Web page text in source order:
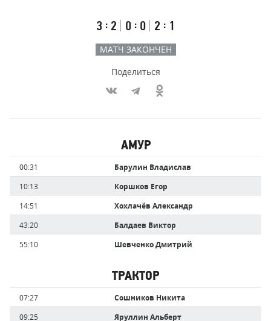
Первый
тайм
3 : 2
Второй
тайм
0 : 0
Третий
тайм
2 : 1
МАТЧ ЗАКОНЧЕН
Поделиться
забившие
голы
АМУР
Время Имя
игрока
00:31
Барулин Владислав
10:13
Коршков Егор
14:51
Хохлачёв Александр
43:20
Балдаев Виктор
55:10
Шевченко Дмитрий
ТРАКТОР
Время Имя
07:27
Сошников Никита
09:25
Яруллин Альберт